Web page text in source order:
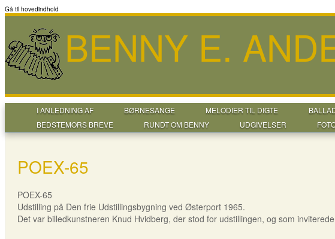
Gå til hovedindhold
BENNY E.
I ANLEDNING AF BØRNESANGE MELODIER TIL DIGTE
BEDSTEMORS BREVE
RUNDT OM BENNY UDGIVELSER
POEX-65
POEX-65
Udstilling på Den frie Udstillingsbygning ved Østerport 1965.
Det var billedkunstneren Knud Hvidberg, der stod for udstillingen, og som